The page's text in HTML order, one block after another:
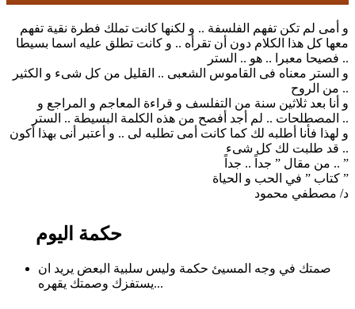
و أمى لم تكن تفهم الفلسفة .. و لكنها كانت تملك فطرة نقية تفهم
معها كل هذا الكلام دون أن تقرأه .. و كانت تطلق عليه اسما بسيطا
فصيحا معبرا .. هو .. الستر ..
و الستر معناه فى القاموس الشعبى .. القليل من كل شىء و الكثير
من الروح ..
و أنا بعد ثلاثين سنة من التفلسف و قراءة المعاجم و المراجع و
المصطلحات .. لم أجد أفصح من هذه الكلمة البسيطة .. الستر ..
و لهذا فأنا أطلبه لك كما كانت أمى تطلبه لى .. و أعتبر أنى بهذا أكون
قد طلبت لك كل شىء ..
من مقال ” جداً .. جداً .. ”
كتاب ” في الحب و الحياة ”
د/ مصطفي محمود
حكمة اليوم
صمتك في وجه المسيئ حكمة وليس سلبية البعض يريد ان
يستفزك وصمتك يقهره...